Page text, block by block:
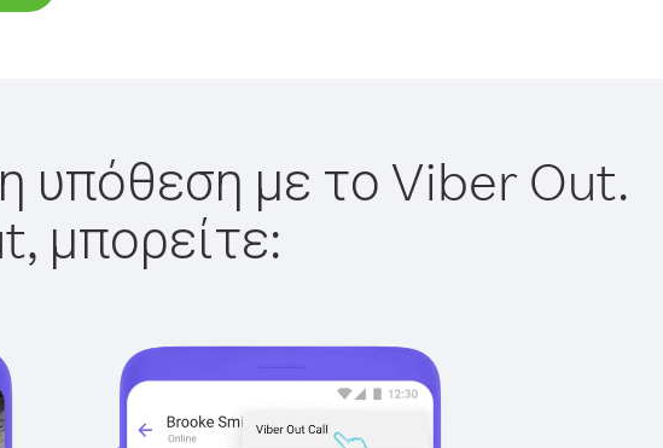
υπόθεση με το Viber Out.
μπορείτε: